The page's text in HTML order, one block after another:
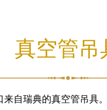
真空管吊
来自瑞典的真空管吊具